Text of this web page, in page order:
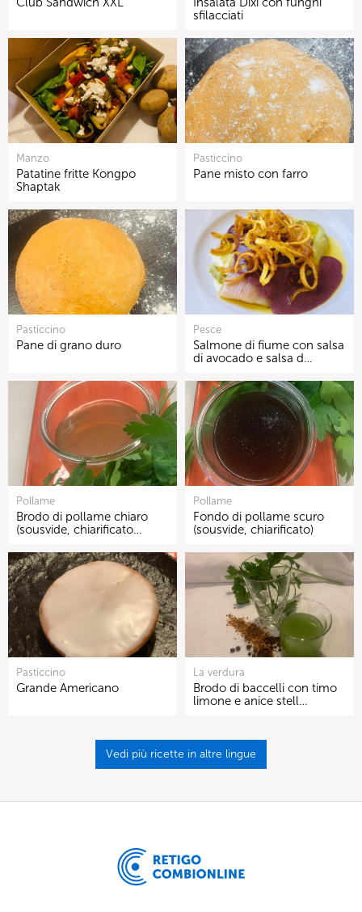
sfilacciati
Manzo
Patatine fritte Kongpo
Shaptak
Pasticcino
Pane misto con farro
Pasticcino
Pane di grano duro
Pesce
Salmone di fiume con salsa
di avocado e salsa d…
Pollame
Brodo di pollame chiaro
(sousvide, chiarificato…
Pollame
Fondo di pollame scuro
(sousvide, chiarificato)
Pasticcino
Grande Americano
La verdura
Brodo di baccelli con timo
limone e anice stell…
Vedi più ricette in altre lingue